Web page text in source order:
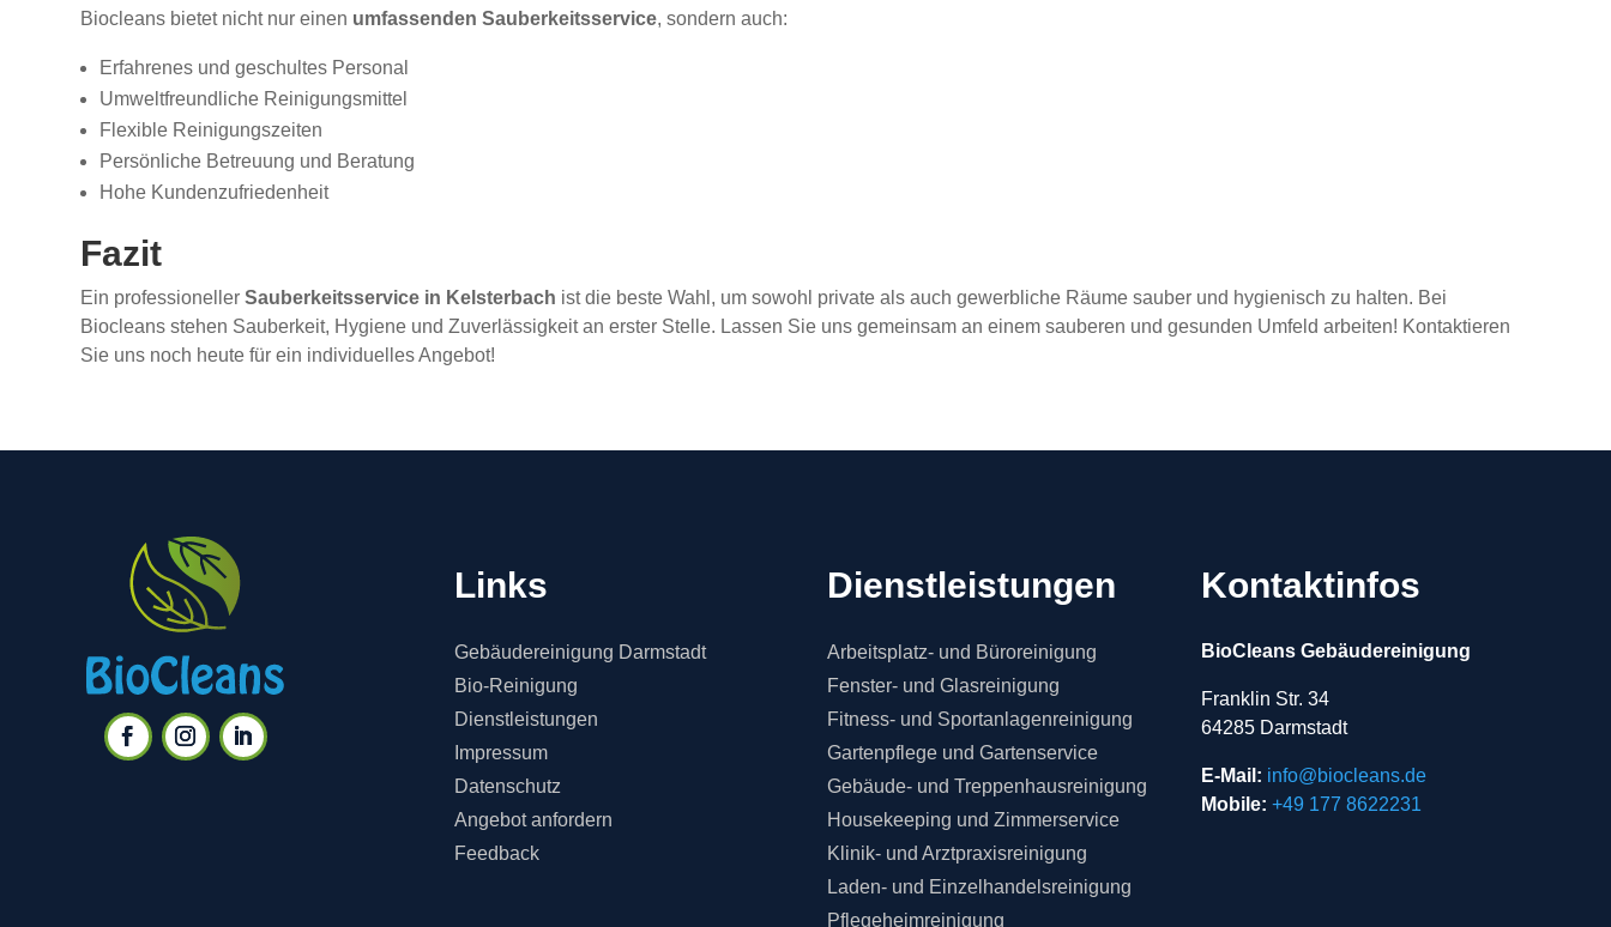
Biocleans bietet nicht nur einen umfassenden Sauberkeitsservice, sondern auch:
Erfahrenes und geschultes Personal
Umweltfreundliche Reinigungsmittel
Flexible Reinigungszeiten
Persönliche Betreuung und Beratung
Hohe Kundenzufriedenheit
Fazit
Ein professionellerSauberkeitsservice in Kelsterbach ist die beste Wahl, um sowohl private als auch gewerbliche Räume sauber und hygienisch zu halten. Bei
Biocleans stehen Sauberkeit, Hygiene und Zuverlässigkeit an erster Stelle. Lassen Sie uns gemeinsam an einem sauberen und gesunden Umfeld arbeiten! Kontaktieren
Sie uns noch heute für ein individuelles Angebot!
Links
Gebäudereinigung Darmstadt
Bio-Reinigung
Dienstleistungen
Impressum
Datenschutz
Angebot anfordern
Feedback
Dienstleistungen
Arbeitsplatz- und Büroreinigung
Fenster- und Glasreinigung
Fitness- und Sportanlagenreinigung
Gartenpflege und Gartenservice
Gebäude- und Treppenhausreinigung
Housekeeping und Zimmerservice
Klinik- und Arztpraxisreinigung
Laden- und Einzelhandelsreinigung
Pflegeheimreinigung
Kontaktinfos
BioCleans Gebäudereinigung
Franklin Str. 34
64285 Darmstadt
E-Mail: info@biocleans.de
Mobile: +49 177 8622231